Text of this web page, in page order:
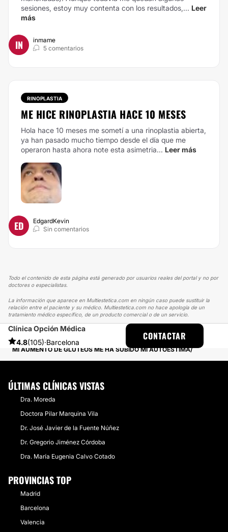
sesiones, estoy muy contenta con los resultados,... Leer
más
IN
inmame
5 comentarios
RINOPLASTIA
ME HICE RINOPLASTIA HACE 10 MESES
Hola hace 10 meses me sometí a una rinoplastia abierta,
ya han pasado mucho tiempo desde el día que me
operaron hasta ahora note esta asimetria... Leer más
ED
EdgardKevin
Sin comentarios
Todo el contenido de esta página está generado por usuarios reales del portal y no por
doctores o especialistas.
La información que aparece en Multiestetica.com en ningún caso puede sustituir la
relación entre el paciente y su médico. Multiestetica.com no hace apología de un
tratamiento médico específico, de un producto comercial o de un servicio.
Clínica Opción Médica
4.8(105)·Barcelona
CONTACTAR
MULTIESTETICA
EXPERIENCIAS
EXPERIENCIAS REALES SOBRE AUMENTO GLÚTEOS
MI AUMENTO DE GLÚTEOS ME HA SUBIDO MI AUTOESTIMA
ÚLTIMAS CLÍNICAS VISTAS
Dra. Moreda
Doctora Pilar Marquina Vila
Dr. José Javier de la Fuente Núñez
Dr. Gregorio Jiménez Córdoba
Dra. María Eugenia Calvo Cotado
PROVINCIAS TOP
Madrid
Barcelona
Valencia